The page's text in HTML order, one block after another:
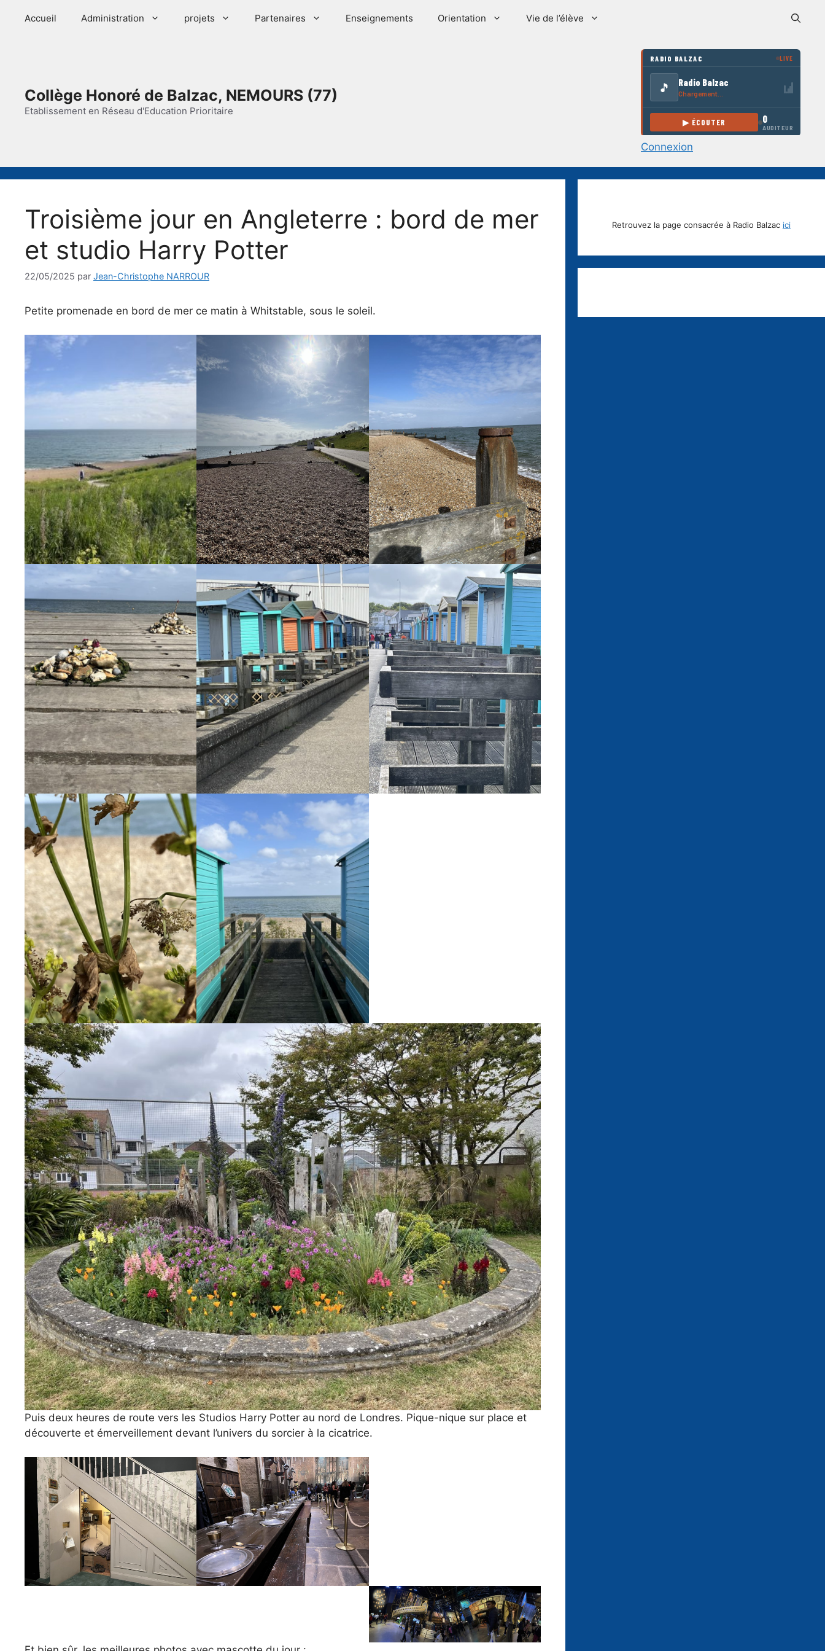
Accueil Administration projets Partenaires Enseignements Orientation Vie de l’élève
Collège Honoré de Balzac, NEMOURS (77)
Etablissement en Réseau d'Education Prioritaire
Connexion
Troisième jour en Angleterre : bord de mer
et studio Harry Potter
22/05/2025 par Jean-Christophe NARROUR
Petite promenade en bord de mer ce matin à Whitstable, sous le soleil.
Puis deux heures de route vers les Studios Harry Potter au nord de Londres. Pique-nique sur place et
découverte et émerveillement devant l’univers du sorcier à la cicatrice.
Retrouvez la page consacrée à Radio Balzac ici